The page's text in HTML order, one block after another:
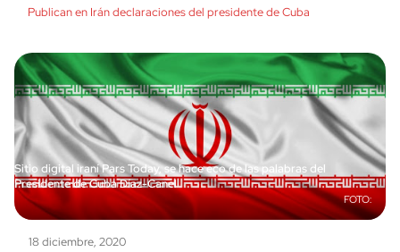
Publican en Irán declaraciones del presidente de Cuba
Sitio digital iraní Pars Today, se hace eco de las palabras del
Presidente de Cuba Díaz-Canel
18 diciembre, 2020